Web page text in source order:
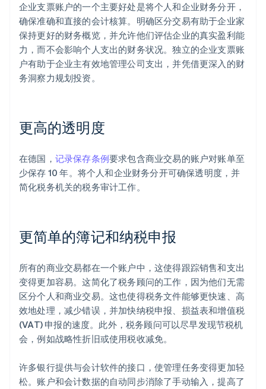
企业支票账户的一个主要好处是将个人和企业财务分开，
确保准确和直接的会计核算。明确区分交易有助于企业家
保持更好的财务概览，并允许他们评估企业的真实盈利能
力，而不会影响个人支出的财务状况。独立的企业支票账
户有助于企业主有效地管理公司支出，并凭借更深入的财
务洞察力规划投资。
更高的透明度
在德国， 记录保存条例要求包含商业交易的账户对账单至
少保存 10 年。将个人和企业财务分开可确保透明度，并
简化税务机关的税务审计工作。
更简单的簿记和纳税申报
所有的商业交易都在一个账户中，这使得跟踪销售和支出
变得更加容易。这简化了税务顾问的工作，因为他们无需
区分个人和商业交易。这也使得税务文件能够更快速、高
效地处理，减少错误，并加快纳税申报、损益表和增值税
(VAT) 申报的速度。此外，税务顾问可以尽早发现节税机
会，例如战略性折旧或使用税收减免。
许多银行提供与会计软件的接口，使管理任务变得更加轻
松。账户和会计数据的自动同步消除了手动输入，提高了